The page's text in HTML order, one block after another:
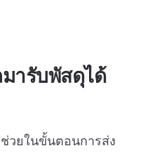
ารับพัสดุได้
วยในขั้นตอนการส่ง